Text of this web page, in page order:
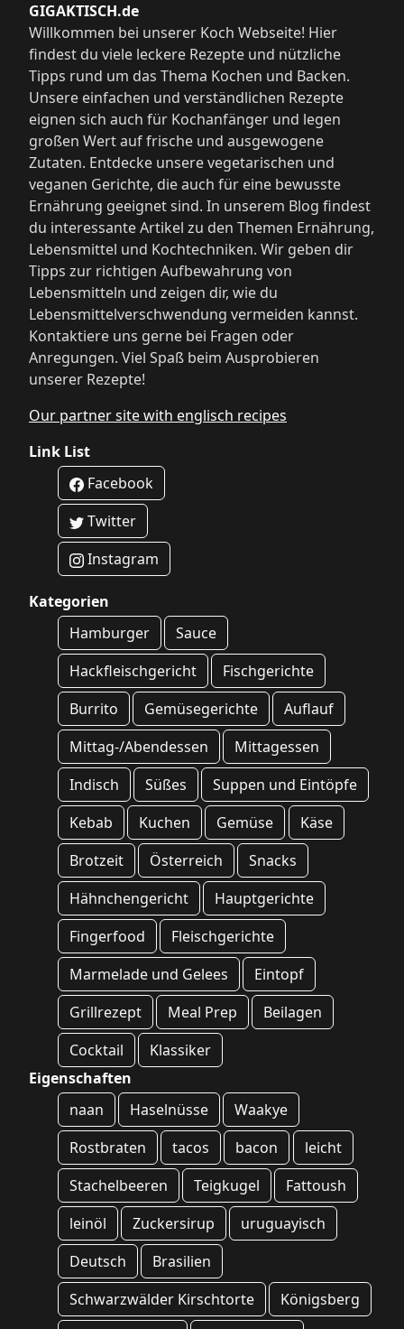
GIGAKTISCH.de
Willkommen bei unserer Koch Webseite! Hier
findest du viele leckere Rezepte und nützliche
Tipps rund um das Thema Kochen und Backen.
Unsere einfachen und verständlichen Rezepte
eignen sich auch für Kochanfänger und legen
großen Wert auf frische und ausgewogene
Zutaten. Entdecke unsere vegetarischen und
veganen Gerichte, die auch für eine bewusste
Ernährung geeignet sind. In unserem Blog findest
du interessante Artikel zu den Themen Ernährung,
Lebensmittel und Kochtechniken. Wir geben dir
Tipps zur richtigen Aufbewahrung von
Lebensmitteln und zeigen dir, wie du
Lebensmittelverschwendung vermeiden kannst.
Kontaktiere uns gerne bei Fragen oder
Anregungen. Viel Spaß beim Ausprobieren
unserer Rezepte!
Our partner site with englisch recipes
Link List
Facebook
Twitter
Instagram
Kategorien
Hamburger
Sauce
Hackfleischgericht
Fischgerichte
Burrito
Gemüsegerichte
Auflauf
Mittag-/Abendessen
Mittagessen
Indisch
Süßes
Suppen und Eintöpfe
Kebab
Kuchen Gemüse
Käse
Brotzeit
Österreich
Snacks
Hähnchengericht
Hauptgerichte
Fingerfood
Fleischgerichte
Marmelade und Gelees
Eintopf
Grillrezept
Meal Prep
Beilagen
Cocktail
Klassiker
Eigenschaften
naan
Haselnüsse
Waakye
Rostbraten
tacos bacon
leicht
Stachelbeeren
Teigkugel
Fattoush
leinöl
Zuckersirup
uruguayisch
Deutsch
Brasilien
Schwarzwälder Kirschtorte
Königsberg